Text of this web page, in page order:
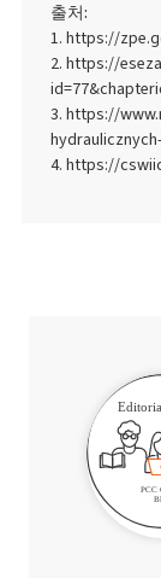
출처:
https://
https://
https://
https://